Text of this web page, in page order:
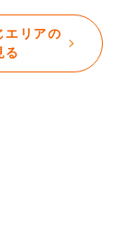
エリアの
る